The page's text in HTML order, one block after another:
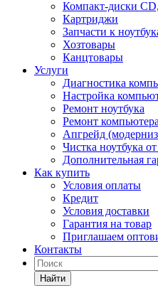
Компакт-диски
Картриджи
Запчасти к
Хозтовары
Канцтовары
Услуги
Диагностика
Настройка
Ремонт ноутбука
Ремонт
Апгрейд
Чистка ноутбука
Дополнительная
Как купить
Условия оплаты
Кредит
Условия доставки
Гарантия на товар
Приглашаем
Контакты
Найти